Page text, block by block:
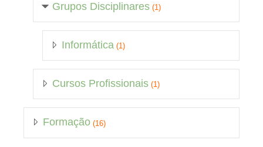
Grupos Disciplinares (1)
Informática (1)
Cursos Profissionais (1)
Formação (16)